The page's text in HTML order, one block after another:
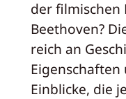
der filmischen
Beethoven?
reich an
Einblicke, die